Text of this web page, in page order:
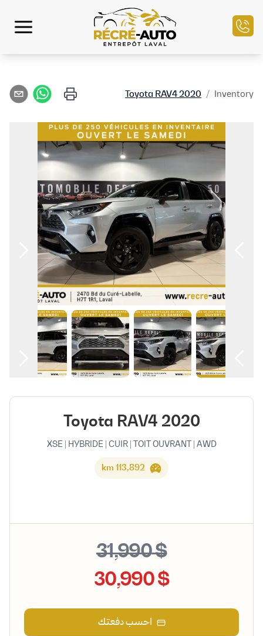
التمويل
بيع سيارتك
مركز الخدمة
تواصل معنا
Inventory
/
Toyota RAV4 2020
Toyota RAV4 2020
XSE | HYBRIDE | CUIR | TOIT OUVRANT | AWD
113,892 km
$ 31,990
$ 30,990
احسب دفعتك